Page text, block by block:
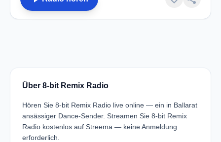
Über 8-bit Remix Radio
Hören Sie 8-bit Remix Radio live online — ein in Ballarat
ansässiger Dance-Sender. Streamen Sie 8-bit Remix
Radio kostenlos auf Streema — keine Anmeldung
erforderlich.